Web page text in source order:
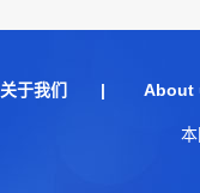
关于我们 | About